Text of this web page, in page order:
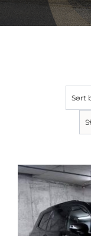
Sort